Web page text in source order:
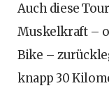
Auch diese
Muskelkraft –
Bike –
knapp 30